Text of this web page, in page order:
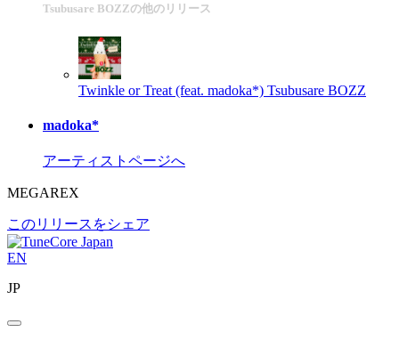
Tsubusare BOZZの他のリリース
Twinkle or Treat (feat. madoka*) Tsubusare BOZZ
madoka*
アーティストページへ
MEGAREX
このリリースをシェア
EN
JP